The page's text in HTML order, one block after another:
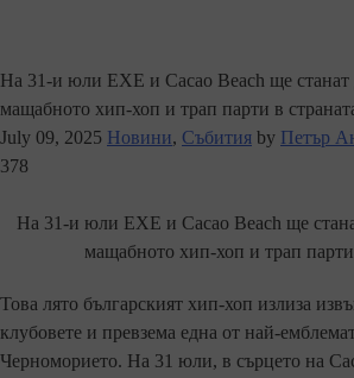
На 31-и юли EXE и Cacao Beach ще
мащабното хип-хоп и трап парти в
July 09, 2025 Новини, Събития by Петър
378
На 31-и юли EXE и Cacao Beach ще
мащабното хип-хоп и трап парти
Това лято българският хип-хоп излиза
клубовете и превзема една от най-
Черноморието. На 31 юли, в сърцето на